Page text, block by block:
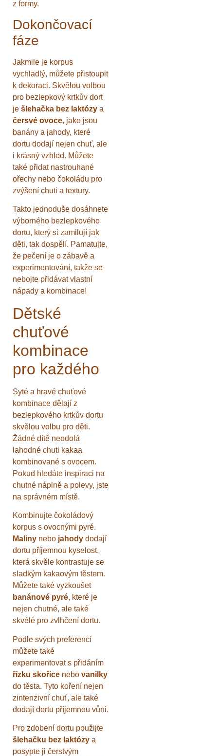
z formy.
Dokončovací
fáze
Jakmile je korpus
vychladlý, můžete přistoupit
k dekoraci. Skvělou volbou
pro bezlepkový krtkův dort
je šlehačka bez laktózy a
čersvé ovoce, jako jsou
banány a jahody, které
dortu dodají nejen chuť, ale
i krásný vzhled. Můžete
také přidat nastrouhané
ořechy nebo čokoládu pro
zvýšení chuti a textury.
Takto jednoduše dosáhnete
výborného bezlepkového
dortu, který si zamilují jak
děti, tak dospělí. Pamatujte,
že pečení je o zábavě a
experimentování, takže se
nebojte přidávat vlastní
nápady a kombinace!
Dětské
chuťové
kombinace
pro každého
Syté a hravé chuťové
kombinace dělají z
bezlepkového krtkův dortu
skvělou volbu pro děti.
Žádné dítě neodolá
lahodné chuti kakaa
kombinované s ovocem.
Pokud hledáte inspiraci na
chutné náplně a polevy, jste
na správném místě.
Kombinujte čokoládový
korpus s ovocnými pyré.
Maliny nebo jahody dodají
dortu příjemnou kyselost,
která skvěle kontrastuje se
sladkým kakaovým těstem.
Můžete také vyzkoušet
banánové pyré, které je
nejen chutné, ale také
skvélé pro zvlhčení dortu.
Podle svých preferencí
můžete také
experimentovat s přidáním
řízku skořice nebo vanilky
do těsta. Tyto koření nejen
zintenzivní chuť, ale také
dodají dortu příjemnou vůni.
Pro zdobení dortu použijte
šlehačku bez laktózy a
posypte ji čerstvým